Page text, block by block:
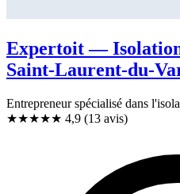
Expertoit — Isolation
Saint-Laurent-du-
Entrepreneur spécialisé dans
★★★★★ 4,9 (13 avis)